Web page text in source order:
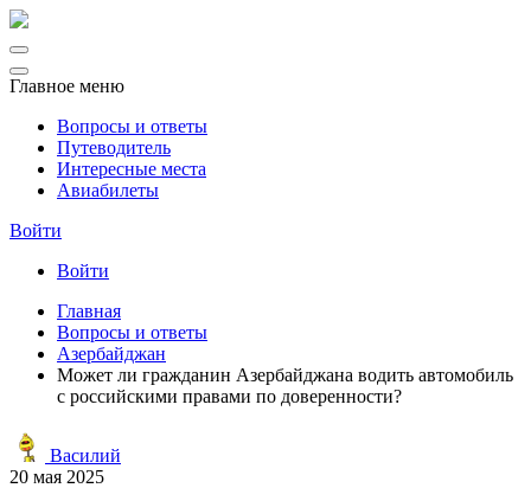
Главное меню
Вопросы и ответы
Путеводитель
Интересные места
Авиабилеты
Войти
Войти
Главная
Вопросы и ответы
Азербайджан
Может ли гражданин Азербайджана водить автомобиль
с российскими правами по доверенности?
Василий
20 мая 2025